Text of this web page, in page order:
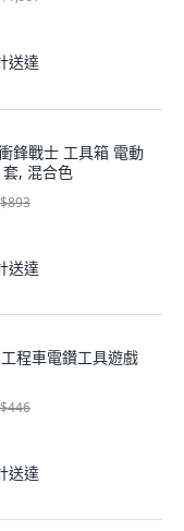
送達
鋒戰士 工具箱 電動
, 混合色
$893
送達
程車電鑽工具遊戲
$446
送達